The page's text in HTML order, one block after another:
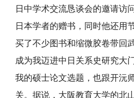
日中学术交流恳谈会的邀请访
日本学者的赠书，同时他还用
买了不少图书和缩微胶卷带回
成为我迈进中日关系史研究大
我的硕士论文选题，也跟开沅
关。据说，大阪教育大学的北